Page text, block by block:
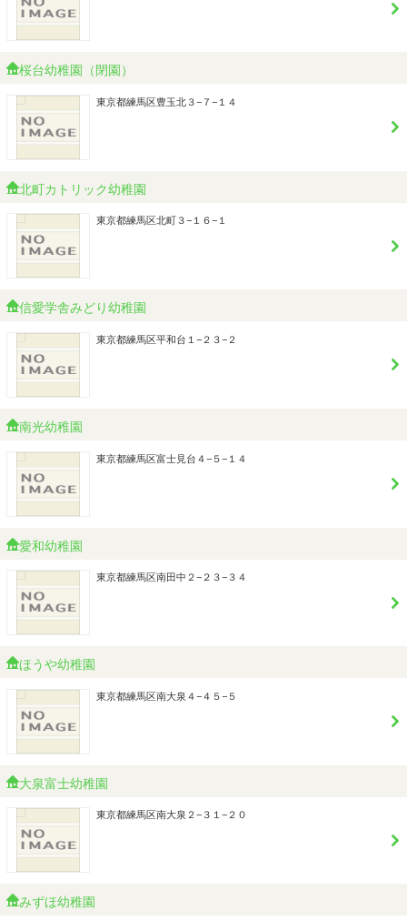
桜台幼稚園（閉園）
東京都練馬区豊玉北３−７−１４
北町カトリック幼稚園
東京都練馬区北町３−１６−１
信愛学舎みどり幼稚園
東京都練馬区平和台１−２３−２
南光幼稚園
東京都練馬区富士見台４−５−１４
愛和幼稚園
東京都練馬区南田中２−２３−３４
ほうや幼稚園
東京都練馬区南大泉４−４５−５
大泉富士幼稚園
東京都練馬区南大泉２−３１−２０
みずほ幼稚園